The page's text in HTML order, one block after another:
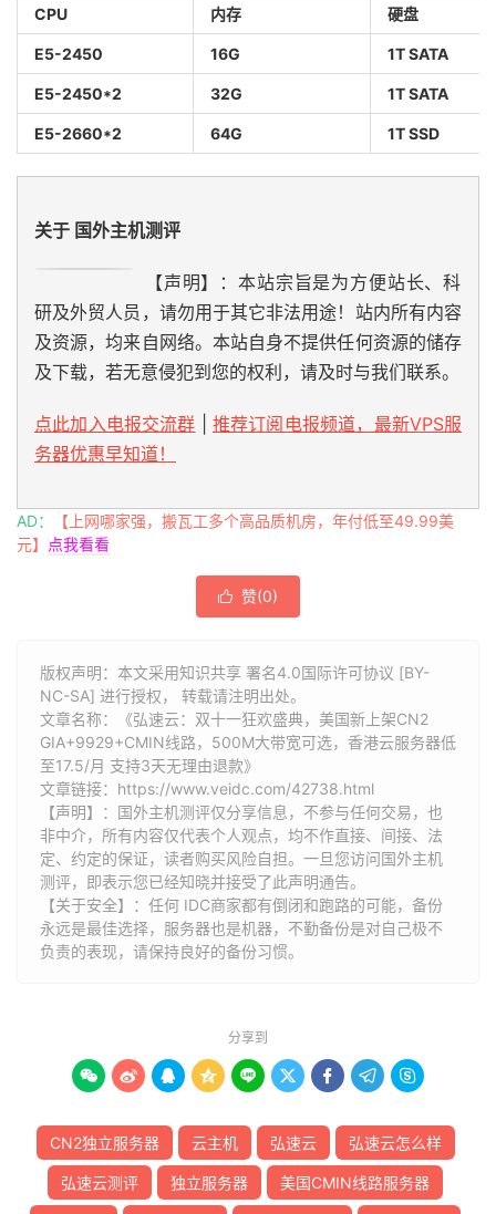
CPU 内存 硬盘
E5-2450 16G 1T SATA
E5-2450*2 32G 1T SATA
E5-2660*2 64G 1T SSD
关于 国外主机测评
【声明】：本站宗旨是为方便站长、科
研及外贸人员，请勿用于其它非法用途！站内所有内容
及资源，均来自网络。本站自身不提供任何资源的储存
及下载，若无意侵犯到您的权利，请及时与我们联系。
点此加入电报交流群
推荐订阅电报频道，最新VPS服
务器优惠早知道！
AD：
【上网哪家强，搬瓦工多个高品质机房，年付低至49.99美
元】
点我看看
 赞(0)
版权声明：本文采用知识共享 署名4.0国际许可协议 [BY-
NC-SA] 进行授权， 转载请注明出处。
文章名称：《弘速云：双十一狂欢盛典，美国新上架CN2
GIA+9929+CMIN线路，500M大带宽可选，香港云服务器低
至17.5/月 支持3天无理由退款》
文章链接： https://www.veidc.com/42738.html
【声明】：国外主机测评仅分享信息，不参与任何交易，也
非中介，所有内容仅代表个人观点，均不作直接、间接、法
定、约定的保证，读者购买风险自担。一旦您访问国外主机
测评，即表示您已经知晓并接受了此声明通告。
【关于安全】：任何 IDC商家都有倒闭和跑路的可能，备份
永远是最佳选择，服务器也是机器，不勤备份是对自己极不
负责的表现，请保持良好的备份习惯。
分享到
        
CN2独立服务器 云主机 弘速云 弘速云怎么样
弘速云测评 独立服务器 美国CMIN线路服务器